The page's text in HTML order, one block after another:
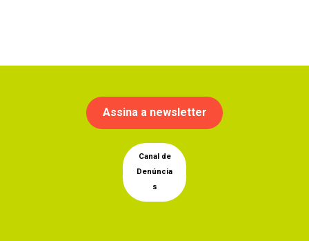
Assina a newsletter
Canal de
Denúncia
s